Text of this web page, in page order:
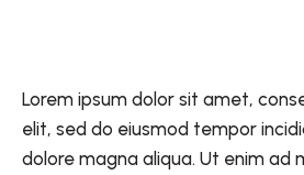
Lorem ipsum dolor sit amet,
elit, sed do eiusmod tempor
dolore magna aliqua. Ut enim ad